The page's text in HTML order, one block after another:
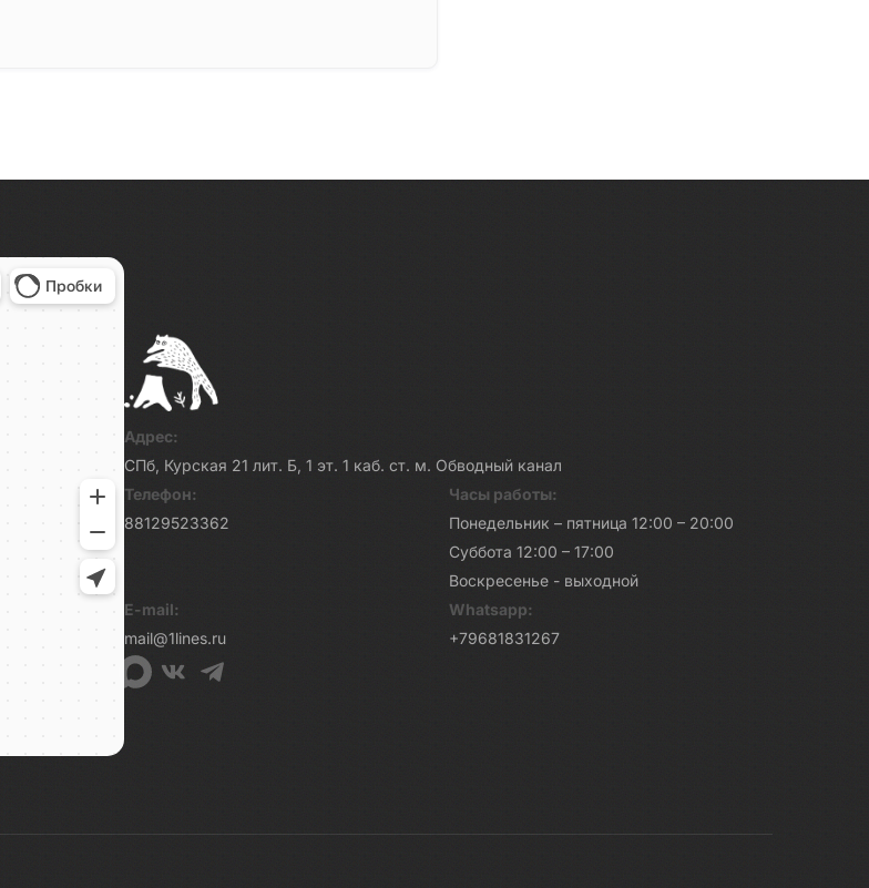
Адрес:
СПб, Курская 21 лит. Б, 1 эт. 1 каб. ст. м. Обводный канал
Телефон:
88129523362
Часы работы:
Понедельник – пятница 12:00 – 20:00
Суббота 12:00 – 17:00
Воскресенье - выходной
E-mail:
mail@1lines.ru
Whatsapp:
+79681831267